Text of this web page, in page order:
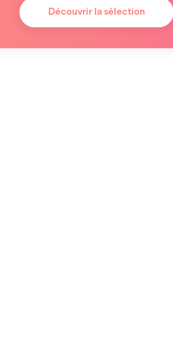
Découvrir la sélection